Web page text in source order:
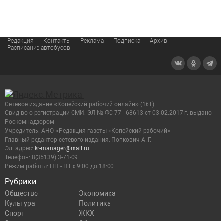
Редакция Контакты Реклама Подписка
Архив
Расписание автобусов
Рубрики
Общество
Экономика
Культура
Политика
Спорт
ЖКХ
Сетевое издание «Копейский рабочий онлайн» (16+)
Cвид-во о регистрации СМИ: ЭЛ № ФС 77 - 68613 от 03.02.2017 г. выдано
Роскомнадзором
Учредитель: АНО «Редакция газеты «Копейский рабочий»
Главный редактор сетевого издания: Попкович А. Г.
Эл. адрес: kr-manager@mail.ru
Телефон: 8(35139) 3-71-09
Режим работы: ПН - ПТ с 9:00 до 18:00